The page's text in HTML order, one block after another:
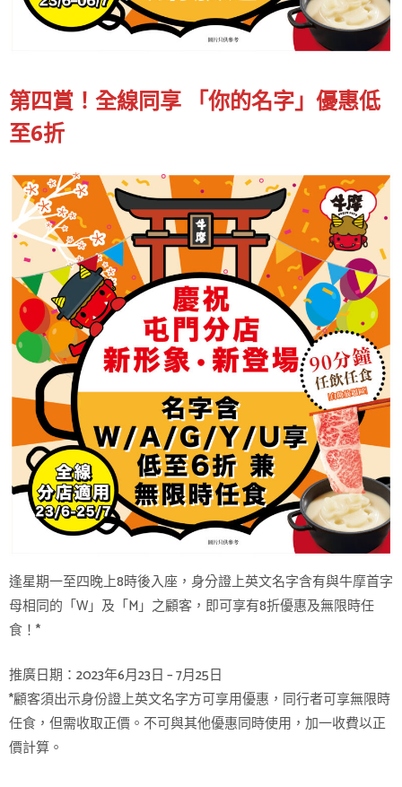
第四賞！全線同享 「你的名字」優惠低
至6折
逢星期一至四晚上8時後入座，身分證上英文名字含有與牛摩首字
母相同的「W」及「M」之顧客，即可享有8折優惠及無限時任
食！*
推廣日期：2023年6月23日 – 7月25日
*顧客須出示身份證上英文名字方可享用優惠，同行者可享無限時
任食，但需收取正價。不可與其他優惠同時使用，加一收費以正
價計算。